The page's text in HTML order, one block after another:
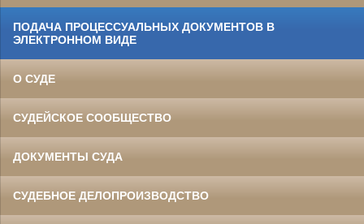
ПОДАЧА ПРОЦЕССУАЛЬНЫХ ДОКУМЕНТОВ В
ЭЛЕКТРОННОМ ВИДЕ
О СУДЕ
СУДЕЙСКОЕ СООБЩЕСТВО
ДОКУМЕНТЫ СУДА
СУДЕБНОЕ ДЕЛОПРОИЗВОДСТВО